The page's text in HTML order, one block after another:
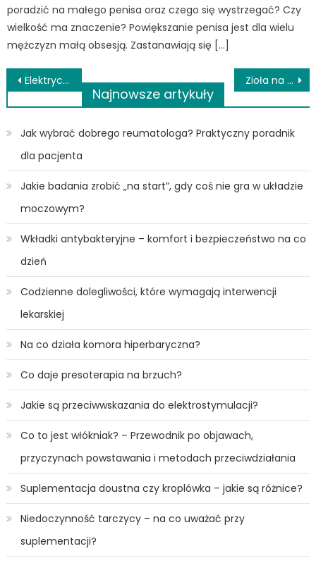
poradzić na małego penisa oraz czego się wystrzegać? Czy
wielkość ma znaczenie? Powiększanie penisa jest dla wielu
mężczyzn małą obsesją. Zastanawiają się […]
Nawigacja
wpisu
Elektryczne krzesełko kardiologiczne – kiedy warto się w nie zaopatrzyć? Zioła na przeziębienie – TOP 3 naturalne produkty na infekcje
Najnowsze artykuły
Jak wybrać dobrego reumatologa? Praktyczny poradnik
dla pacjenta
Jakie badania zrobić „na start”, gdy coś nie gra w układzie
moczowym?
Wkładki antybakteryjne – komfort i bezpieczeństwo na co
dzień
Codzienne dolegliwości, które wymagają interwencji
lekarskiej
Na co działa komora hiperbaryczna?
Co daje presoterapia na brzuch?
Jakie są przeciwwskazania do elektrostymulacji?
Co to jest włókniak? – Przewodnik po objawach,
przyczynach powstawania i metodach przeciwdziałania
Suplementacja doustna czy kroplówka – jakie są różnice?
Niedoczynność tarczycy – na co uważać przy
suplementacji?